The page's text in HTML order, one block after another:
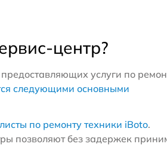
центр?
услуги по
следующими основными
по ремонту техники iBoto.
позволяют без задержек